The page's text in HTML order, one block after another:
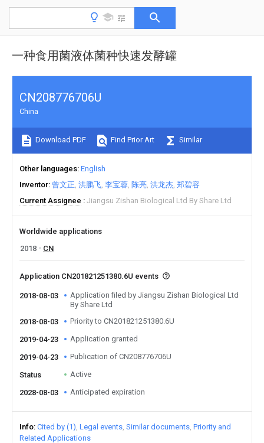
一种食用菌液体菌种快速发酵罐
CN208776706U
China
Download PDF Find Prior Art Similar
Other languages English
Inventor 曾文正 洪鹏飞 李宝蓉 陈亮 洪龙杰 郑碧容
Current Assignee
Jiangsu Zishan Biological Ltd By Share Ltd
Worldwide applications
2018
CN
Application CN201821251380.6U events
2018-08-03
Application filed by Jiangsu Zishan Biological Ltd
By Share Ltd
2018-08-03
Priority to CN201821251380.6U
2019-04-23 Application granted
2019-04-23 Publication of CN208776706U
Status Active
2028-08-03 Anticipated expiration
Info Cited by (1) Legal events Similar documents Priority and
Related Applications